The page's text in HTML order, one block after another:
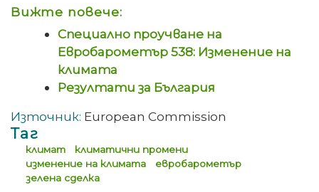
Вижте повече:
Специално проучване на
Евробарометър 538: Изменение на
климата
Резултати за България
Източник: European Commission
Таг
климат
климатични промени
изменение на климата
евробарометър
зелена сделка